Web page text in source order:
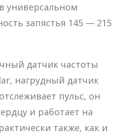
универсальном
запястья 145 — 215
датчик частоты
нагрудный датчик
пульс, он
и работает на
также, как и